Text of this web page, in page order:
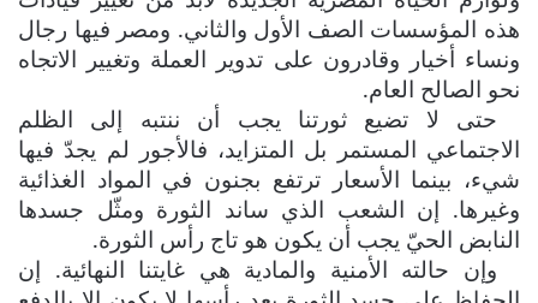
هذه المؤسسات الصف الأول والثاني. ومصر فيها رجال
ونساء أخيار وقادرون على تدوير العملة وتغيير الاتجاه
نحو الصالح العام.
حتى لا تضيع ثورتنا يجب أن ننتبه إلى الظلم
الاجتماعي المستمر بل المتزايد، فالأجور لم يجدّ فيها
شيء، بينما الأسعار ترتفع بجنون في المواد الغذائية
وغيرها. إن الشعب الذي ساند الثورة ومثّل جسدها
النابض الحيّ يجب أن يكون هو تاج رأس الثورة.
وإن حالته الأمنية والمادية هي غايتنا النهائية. إن